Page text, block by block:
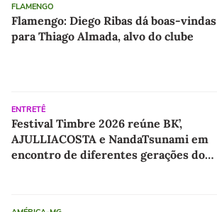
FLAMENGO
Flamengo: Diego Ribas dá boas-vindas
para Thiago Almada, alvo do clube
ENTRETÊ
Festival Timbre 2026 reúne BK’,
AJULLIACOSTA e NandaTsunami em
encontro de diferentes gerações do